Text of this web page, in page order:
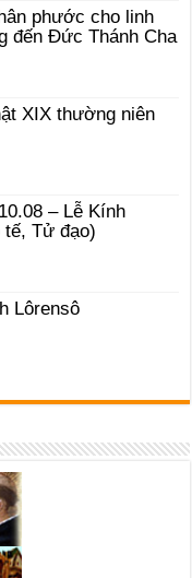
phước cho linh
đến Đức Thánh Cha
XIX thường niên
– Lễ Kính
tế, Tử đạo)
Lôrensô